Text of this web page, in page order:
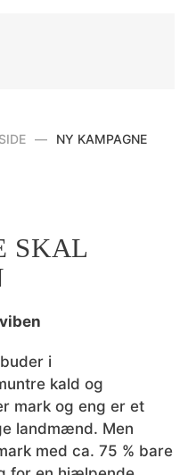
NY KAMPAGNE
SKAL
i
kald og
mark og eng er et
landmænd. Men
med ca. 75 % bare